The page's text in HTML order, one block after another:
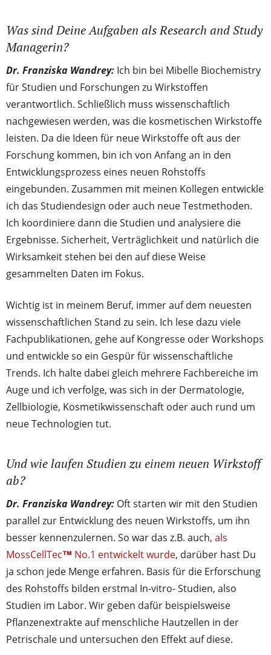
Was sind Deine Aufgaben als Research and Study
Managerin?
Dr. Franziska Wandrey: Ich bin bei Mibelle Biochemistry
für Studien und Forschungen zu Wirkstoffen
verantwortlich. Schließlich muss wissenschaftlich
nachgewiesen werden, was die kosmetischen Wirkstoffe
leisten. Da die Ideen für neue Wirkstoffe oft aus der
Forschung kommen, bin ich von Anfang an in den
Entwicklungsprozess eines neuen Rohstoffs
eingebunden. Zusammen mit meinen Kollegen entwickle
ich das Studiendesign oder auch neue Testmethoden.
Ich koordiniere dann die Studien und analysiere die
Ergebnisse. Sicherheit, Verträglichkeit und natürlich die
Wirksamkeit stehen bei den auf diese Weise
gesammelten Daten im Fokus.
Wichtig ist in meinem Beruf, immer auf dem neuesten
wissenschaftlichen Stand zu sein. Ich lese dazu viele
Fachpublikationen, gehe auf Kongresse oder Workshops
und entwickle so ein Gespür für wissenschaftliche
Trends. Ich halte dabei gleich mehrere Fachbereiche im
Auge und ich verfolge, was sich in der Dermatologie,
Zellbiologie, Kosmetikwissenschaft oder auch rund um
neue Technologien tut.
Und wie laufen Studien zu einem neuen Wirkstoff
ab?
Dr. Franziska Wandrey: Oft starten wir mit den Studien
parallel zur Entwicklung des neuen Wirkstoffs, um ihn
besser kennenzulernen. So war das z.B. auch, als
MossCellTec™ No.1 entwickelt wurde, darüber hast Du
ja schon jede Menge erfahren. Basis für die Erforschung
des Rohstoffs bilden erstmal In-vitro- Studien, also
Studien im Labor. Wir geben dafür beispielsweise
Pflanzenextrakte auf menschliche Hautzellen in der
Petrischale und untersuchen den Effekt auf diese.